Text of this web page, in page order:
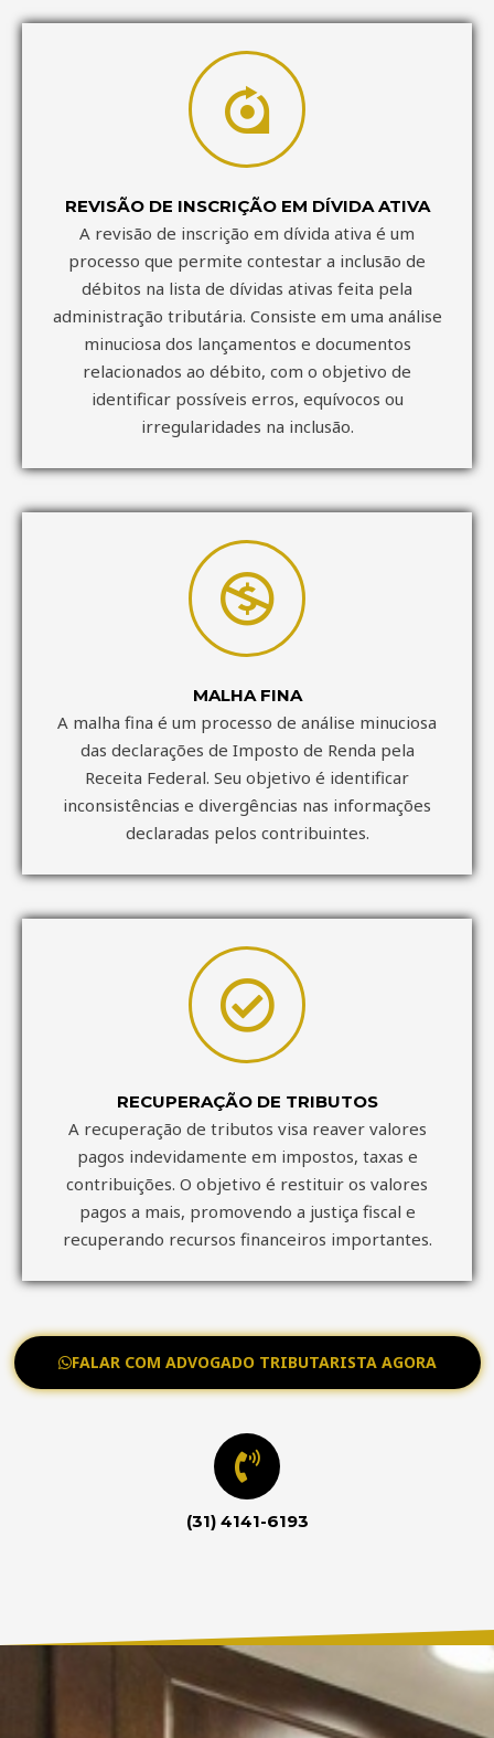
REVISÃO DE INSCRIÇÃO EM DÍVIDA ATIVA
A revisão de inscrição em dívida ativa é um
processo que permite contestar a inclusão de
débitos na lista de dívidas ativas feita pela
administração tributária. Consiste em uma análise
minuciosa dos lançamentos e documentos
relacionados ao débito, com o objetivo de
identificar possíveis erros, equívocos ou
irregularidades na inclusão.
MALHA FINA
A malha fina é um processo de análise minuciosa
das declarações de Imposto de Renda pela
Receita Federal. Seu objetivo é identificar
inconsistências e divergências nas informações
declaradas pelos contribuintes.
RECUPERAÇÃO DE TRIBUTOS
A recuperação de tributos visa reaver valores
pagos indevidamente em impostos, taxas e
contribuições. O objetivo é restituir os valores
pagos a mais, promovendo a justiça fiscal e
recuperando recursos financeiros importantes.
FALAR COM ADVOGADO TRIBUTARISTA AGORA
(31) 4141-6193